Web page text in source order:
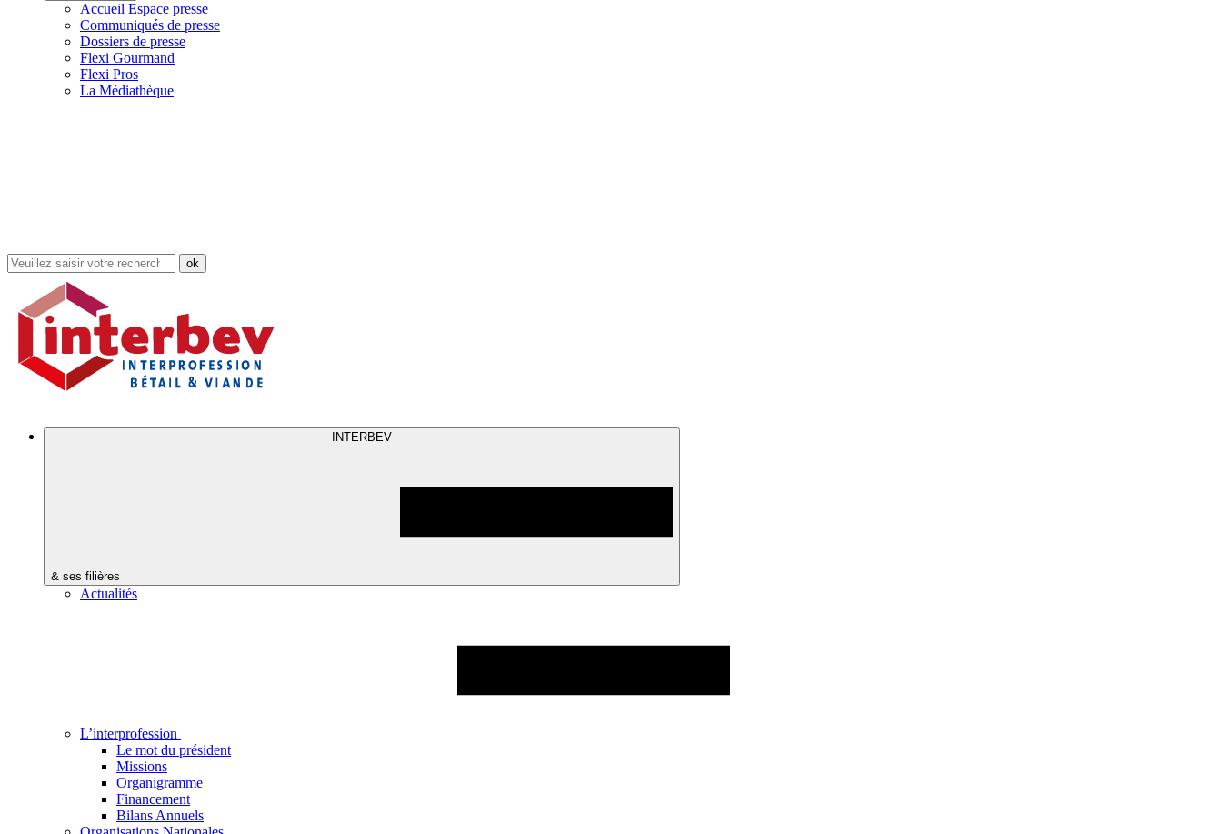
Accueil Espace presse
Communiqués de presse
Dossiers de presse
Flexi Gourmand
Flexi Pros
La Médiathèque
Rechercher
dans
site
INTERBEV
& ses filières
Actualités
L’interprofession
Le mot du président
Missions
Organigramme
Financement
Bilans Annuels